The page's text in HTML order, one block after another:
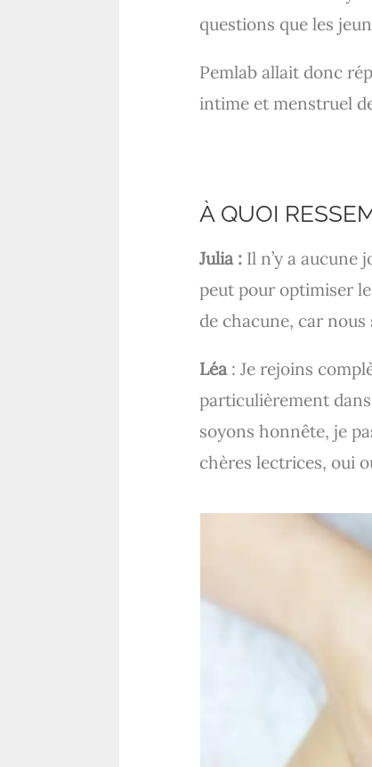
questions que les
Pemlab allait donc
intime et menstruel
À QUOI
Julia : Il n’y a aucune
peut pour optimiser
de chacune, car
Léa: Je rejoins
particulièrement dans
soyons honnête, je
chères lectrices, oui